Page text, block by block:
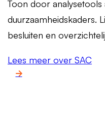
Toon door analysetools
duurzaamheidskaders.
besluiten en
Lees meer over SAC